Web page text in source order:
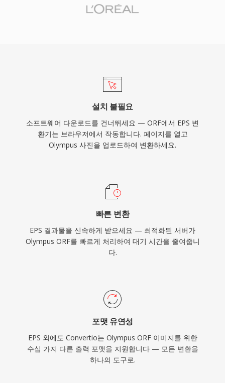
설치 불필요
소프트웨어 다운로드를 건너뛰세요 — ORF에서 EPS 변
환기는 브라우저에서 작동합니다. 페이지를 열고
Olympus 사진을 업로드하여 변환하세요.
빠른 변환
EPS 결과물을 신속하게 받으세요 — 최적화된 서버가
Olympus ORF를 빠르게 처리하여 대기 시간을 줄여줍니
다.
포맷 유연성
EPS 외에도 Convertio는 Olympus ORF 이미지를 위한
수십 가지 다른 출력 포맷을 지원합니다 — 모든 변환을
하나의 도구로.